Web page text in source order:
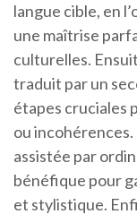
langue cible, en
une maîtrise
culturelles.
traduit par un
étapes cruciales
ou
assistée par
bénéfique pour
et stylistique.